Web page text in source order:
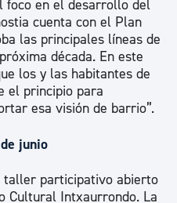
foco en el desarrollo del
cuenta con el Plan
las principales líneas de
década. En este
los y las habitantes de
el principio para
esa visión de barrio”.
junio
taller participativo abierto
Cultural Intxaurrondo. La